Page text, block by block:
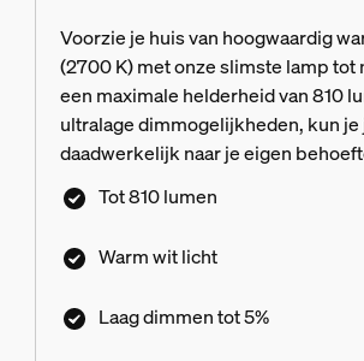
Voorzie je huis van hoogwaardig
(2700 K) met onze slimste lamp tot
een maximale helderheid van 810
ultralage dimmogelijkheden, kun
daadwerkelijk naar je eigen
aanpassen. Ga naadloos van een
helderheid naar een helderheid van
Tot 810 lumen
Warm wit licht
Laag dimmen tot 5%